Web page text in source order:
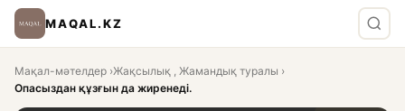
MAQAL.KZ
Мақал-мәтелдер ›Жақсылық , Жамандық туралы ›
Опасыздан құзғын да жиренеді.